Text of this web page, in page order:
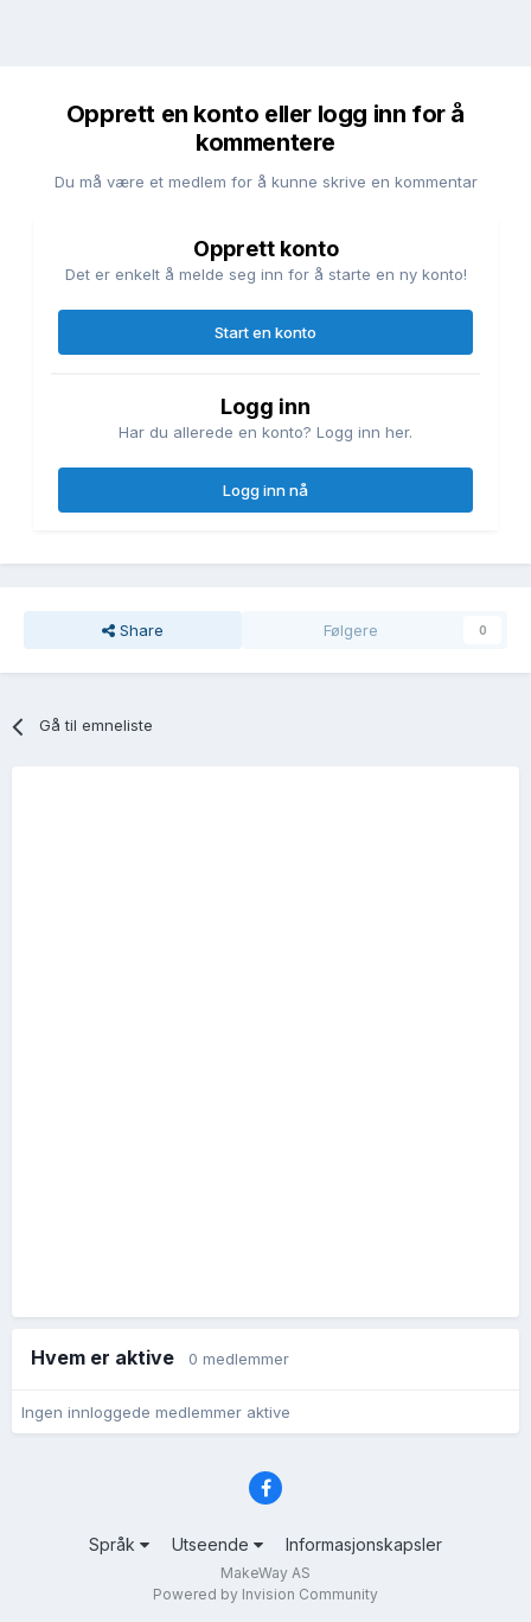
Opprett en konto eller logg inn for å
kommentere
Du må være et medlem for å kunne skrive en kommentar
Opprett konto
Det er enkelt å melde seg inn for å starte en ny konto!
Start en konto
Logg inn
Har du allerede en konto? Logg inn her.
Logg inn nå
Share Følgere 0
Gå til emneliste
Hvem er aktive 0 medlemmer
Ingen innloggede medlemmer aktive
Språk Utseende Informasjonskapsler
MakeWay AS
Powered by Invision Community